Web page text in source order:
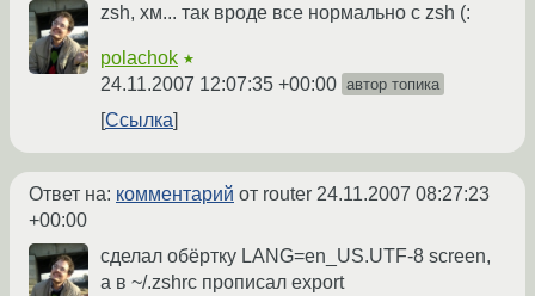
zsh, хм... так вроде все нормально с zsh (:
polachok ★
24.11.2007 12:07:35 +00:00 автор топика
Ссылка
Ответ на: комментарий от router 24.11.2007 08:27:23
+00:00
сделал обёртку LANG=en_US.UTF-8 screen,
а в ~/.zshrc прописал export